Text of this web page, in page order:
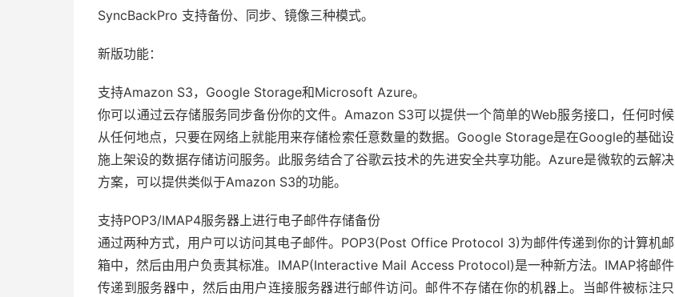
SyncBackPro 支持备份、同步、镜像三种模式。
新版功能：
支持Amazon S3，Google Storage和Microsoft Azure。
你可以通过云存储服务同步备份你的文件。Amazon S3可以提供一个简单的Web服务接口，任何时候
从任何地点，只要在网络上就能用来存储检索任意数量的数据。Google Storage是在Google的基础设
施上架设的数据存储访问服务。此服务结合了谷歌云技术的先进安全共享功能。Azure是微软的云解决
方案，可以提供类似于Amazon S3的功能。
支持POP3/IMAP4服务器上进行电子邮件存储备份
通过两种方式，用户可以访问其电子邮件。POP3(Post Office Protocol 3)为邮件传递到你的计算机邮
箱中，然后由用户负责其标准。IMAP(Interactive Mail Access Protocol)是一种新方法。IMAP将邮件
传递到服务器中，然后由用户连接服务器进行邮件访问。邮件不存储在你的机器上。当邮件被标注只